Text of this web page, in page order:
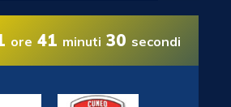
ore 41 minuti 29 secondi